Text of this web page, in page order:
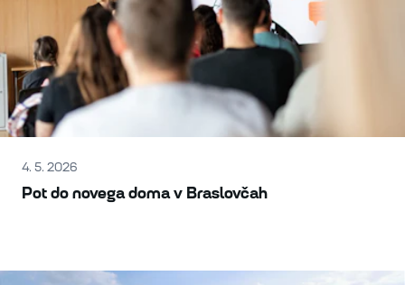
4. 5. 2026
Pot do novega doma v Braslovčah